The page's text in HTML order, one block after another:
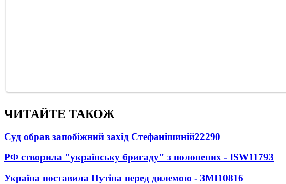
ЧИТАЙТЕ ТАКОЖ
Суд обрав запобіжний захід Стефанішиній22290
РФ створила "українську бригаду" з полонених - ISW11793
Україна поставила Путіна перед дилемою - ЗМІ10816